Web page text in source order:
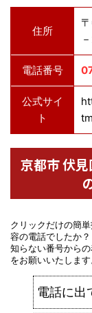
住所
電話番号
公式サイ
ト
京都市 伏
クリックだけの簡
容の電話でしたか？
知らない番号から
をお願いいたします
電話に出